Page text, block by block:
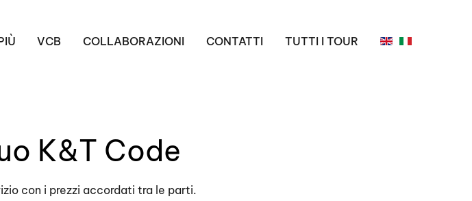
VCB COLLABORAZIONI CONTATTI TUTTI I TOUR
K&T Code
con i prezzi accordati tra le parti.